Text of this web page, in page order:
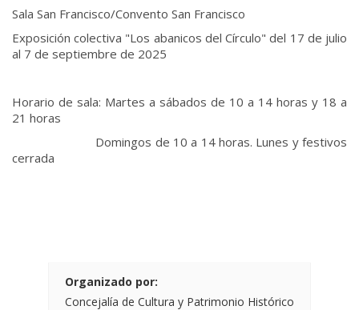
Sala San Francisco/Convento San Francisco
Exposición colectiva "Los abanicos del Círculo" del 17 de julio
al 7 de septiembre de 2025
Horario de sala: Martes a sábados de 10 a 14 horas y 18 a
21 horas
Domingos de 10 a 14 horas. Lunes y festivos
cerrada
Organizado por:
Concejalía de Cultura y Patrimonio Histórico